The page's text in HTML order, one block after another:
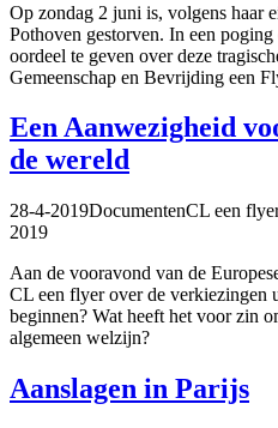
Op zondag 2 juni is, volgens haar
Pothoven gestorven. In een
oordeel te geven over deze
Gemeenschap en Bevrijding een
Een Aanwezigheid
de wereld
28-4-2019DocumentenCL een
2019
Aan de vooravond van de
CL een flyer over de verkiezingen
beginnen? Wat heeft het voor zin
algemeen welzijn?
Aanslagen in Parijs